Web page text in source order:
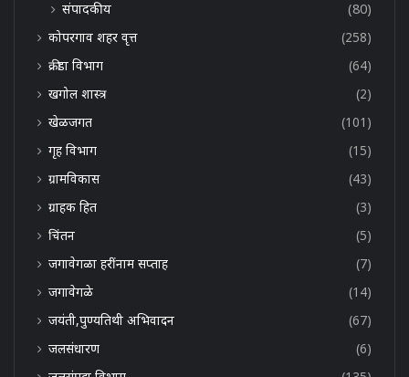
संपादकीय
(80)
कोपरगाव शहर वृत्त
(258)
क्रीडा विभाग
(64)
खगोल शास्त्र
(2)
खेळजगत
(101)
गृह विभाग
(15)
ग्रामविकास
(43)
ग्राहक हित
(3)
चिंतन
(5)
जगावेगळा हरींनाम सप्ताह
(7)
जगावेगळे
(14)
जयंती,पुण्यतिथी अभिवादन
(67)
जलसंधारण
(6)